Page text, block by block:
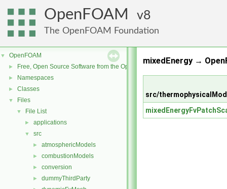
OpenFOAM 8
The OpenFOAM Foundation
▼ OpenFOAM
► Free, Open Source Software from the OpenFOAM Foundation
► Namespaces
► Classes
▼ Files
▼ File List
► applications
▼ src
► atmosphericModels
► combustionModels
► conversion
► dummyThirdParty
mixedEnergy →
src/